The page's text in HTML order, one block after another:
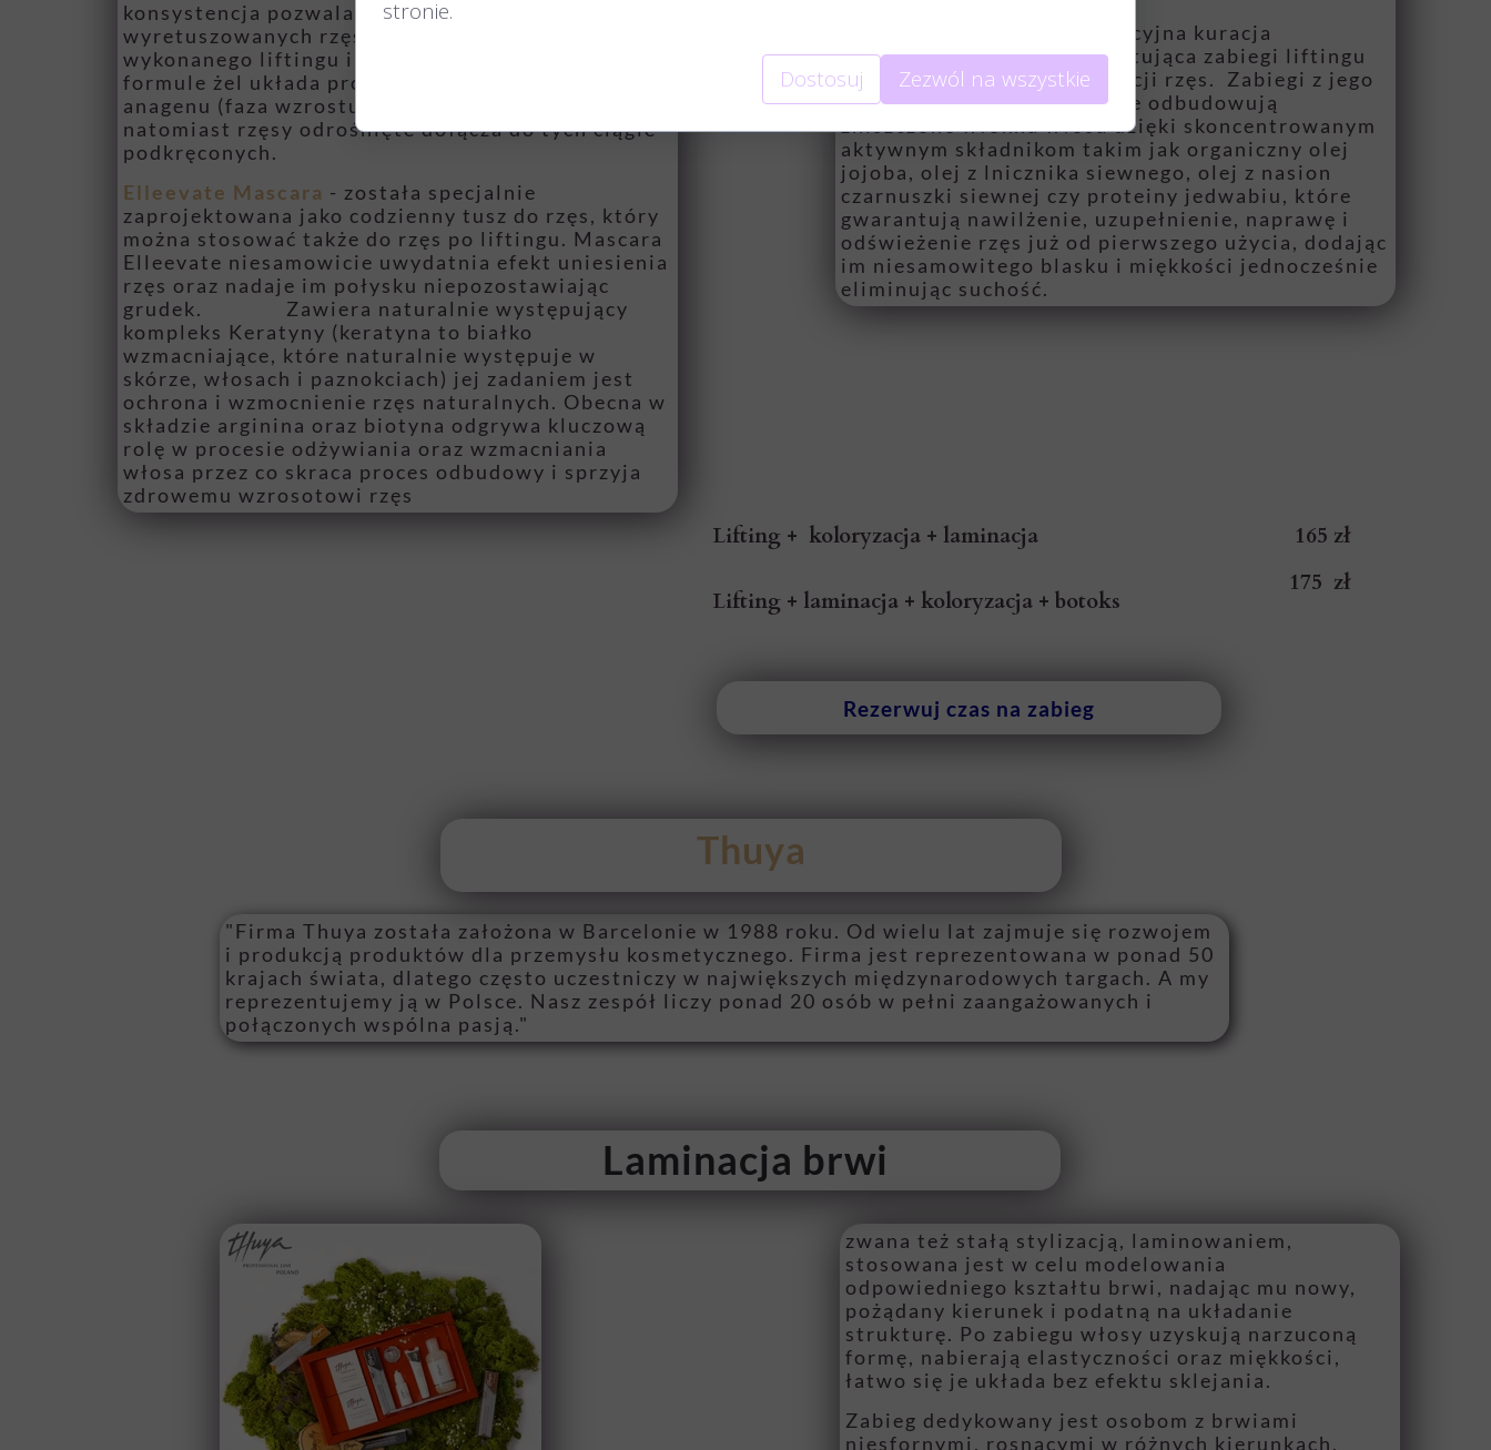
175 zł
Lifting + laminacja + koloryzacja + botoks
165 zł
Lifting + koloryzacja + laminacja
Rezerwuj czas na zabieg
konsystencja pozwala na uzyskanie idealnie
wyretuszowanych rzęs nawet po 4 tygodniach od
wykonanego liftingu i laminacji. Dzięki gęstej
formule żel układa proste młode rzęsy w fazie
anagenu (faza wzrostu) podczesuje je do góry,
natomiast rzęsy odrośnięte dołącza do tych ciągle
podkręconych.
Elleevate Mascara - została specjalnie
zaprojektowana jako codzienny tusz do rzęs, który
można stosować także do rzęs po liftingu. Mascara
Elleevate niesamowicie uwydatnia efekt uniesienia
rzęs oraz nadaje im połysku niepozostawiając
grudek. Zawiera naturalnie występujący
kompleks Keratyny (keratyna to białko
wzmacniające, które naturalnie występuje w
skórze, włosach i paznokciach) jej zadaniem jest
ochrona i wzmocnienie rzęs naturalnych. Obecna w
składzie arginina oraz biotyna odgrywa kluczową
rolę w procesie odżywiania oraz wzmacniania
włosa przez co skraca proces odbudowy i sprzyja
zdrowemu wzrosotowi rzęs
- jest to rewolucyjna kuracja
odżywiająca oraz suplementująca zabiegi liftingu
rzęs, laminacji czy koloryzacji rzęs. Zabiegi z jego
wykorzystaniem gruntownie odbudowują
zniszczone włókna włosa dzięki skoncentrowanym
aktywnym składnikom takim jak organiczny olej
jojoba, olej z lnicznika siewnego, olej z nasion
czarnuszki siewnej czy proteiny jedwabiu, które
gwarantują nawilżenie, uzupełnienie, naprawę i
odświeżenie rzęs już od pierwszego użycia, dodając
im niesamowitego blasku i miękkości jednocześnie
eliminując suchość.
"Firma Thuya została założona w Barcelonie w 1988 roku. Od wielu lat zajmuje się rozwojem
i produkcją produktów dla przemysłu kosmetycznego. Firma jest reprezentowana w ponad 50
krajach świata, dlatego często uczestniczy w największych międzynarodowych targach. A my
reprezentujemy ją w Polsce. Nasz zespół liczy ponad 20 osób w pełni zaangażowanych i
połączonych wspólna pasją."
Thuya
Laminacja brwi
zwana też stałą stylizacją, laminowaniem,
stosowana jest w celu modelowania
odpowiedniego kształtu brwi, nadając mu nowy,
pożądany kierunek i podatną na układanie
strukturę. Po zabiegu włosy uzyskują narzuconą
formę, nabierają elastyczności oraz miękkości,
łatwo się je układa bez efektu sklejania.
Zabieg dedykowany jest osobom z brwiami
niesfornymi, rosnącymi w różnych kierunkach,
stronie.
Dostosuj Zezwól na wszystkie